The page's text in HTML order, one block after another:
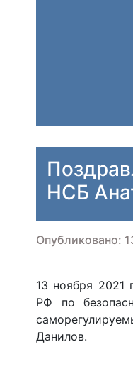
НСБ
Опубликовано:
13 ноября 2021
РФ по
Данилов.